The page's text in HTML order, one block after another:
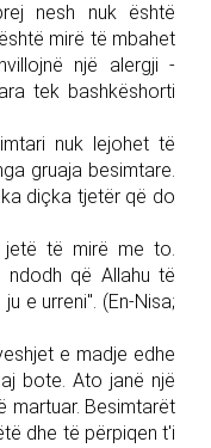
nesh nuk është
mirë të mbahet
një alergji -
tek bashkëshorti
nuk lejohet të
gruaja besimtare.
diçka tjetër që do
jetë të mirë me to.
ndodh që Allahu të
e urreni". (En-Nisa;
e madje edhe
bote. Ato janë një
martuar. Besimtarët
dhe të përpiqen t'i